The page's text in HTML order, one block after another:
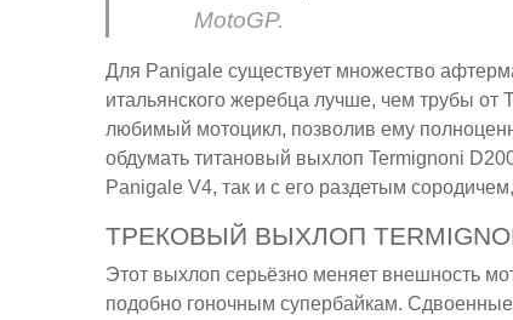
MotoGP.
Для Panigale существует множество
итальянского жеребца лучше, чем трубы от
любимый мотоцикл, позволив ему
обдумать титановый выхлоп Termignoni
Panigale V4, так и с его раздетым
ТРЕКОВЫЙ ВЫХЛОП
Этот выхлоп серьёзно меняет внешность
подобно гоночным супербайкам. Сдвоенные